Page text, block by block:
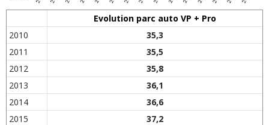
Evolution parc auto VP + Pro
2010
35,3
2011
35,5
2012
35,8
2013
36,1
2014
36,6
2015
37,2